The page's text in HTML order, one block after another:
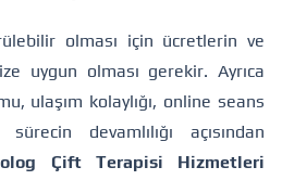
olması için ücretlerin ve
uygun olması gerekir. Ayrıca
ulaşım kolaylığı, online seans
devamlılığı açısından
Çift Terapisi Hizmetleri